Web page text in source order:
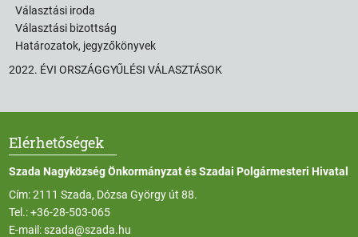
Választási iroda
Választási bizottság
Határozatok, jegyzőkönyvek
2022. ÉVI ORSZÁGGYŰLÉSI VÁLASZTÁSOK
Elérhetőségek
Szada Nagyközség Önkormányzat és Szadai Polgármesteri Hivatal
Cím: 2111 Szada, Dózsa György út 88.
Tel.:+36-28-503-065
E-mail:szada@szada.hu